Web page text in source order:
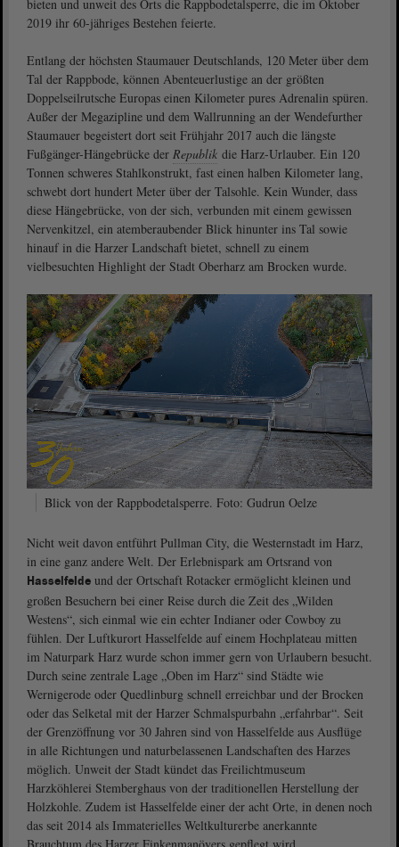
bieten und unweit des Orts die Rappbodetalsperre, die im Oktober
2019 ihr 60-jähriges Bestehen feierte.
Entlang der höchsten Staumauer Deutschlands, 120 Meter über dem
Tal der Rappbode, können Abenteuerlustige an der größten
Doppelseilrutsche Europas einen Kilometer pures Adrenalin spüren.
Außer der Megazipline und dem Wallrunning an der Wendefurther
Staumauer begeistert dort seit Frühjahr 2017 auch die längste
Fußgänger-Hängebrücke der Republik die Harz-Urlauber. Ein 120
Tonnen schweres Stahlkonstrukt, fast einen halben Kilometer lang,
schwebt dort hundert Meter über der Talsohle. Kein Wunder, dass
diese Hängebrücke, von der sich, verbunden mit einem gewissen
Nervenkitzel, ein atemberaubender Blick hinunter ins Tal sowie
hinauf in die Harzer Landschaft bietet, schnell zu einem
vielbesuchten Highlight der Stadt Oberharz am Brocken wurde.
Blick von der Rappbodetalsperre. Foto: Gudrun Oelze
Nicht weit davon entführt Pullman City, die Westernstadt im Harz,
in eine ganz andere Welt. Der Erlebnispark am Ortsrand von
Hasselfelde und der Ortschaft Rotacker ermöglicht kleinen und
großen Besuchern bei einer Reise durch die Zeit des „Wilden
Westens“, sich einmal wie ein echter Indianer oder Cowboy zu
fühlen. Der Luftkurort Hasselfelde auf einem Hochplateau mitten
im Naturpark Harz wurde schon immer gern von Urlaubern besucht.
Durch seine zentrale Lage „Oben im Harz“ sind Städte wie
Wernigerode oder Quedlinburg schnell erreichbar und der Brocken
oder das Selketal mit der Harzer Schmalspurbahn „erfahrbar“. Seit
der Grenzöffnung vor 30 Jahren sind von Hasselfelde aus Ausflüge
in alle Richtungen und naturbelassenen Landschaften des Harzes
möglich. Unweit der Stadt kündet das Freilichtmuseum
Harzköhlerei Stemberghaus von der traditionellen Herstellung der
Holzkohle. Zudem ist Hasselfelde einer der acht Orte, in denen noch
das seit 2014 als Immaterielles Weltkulturerbe anerkannte
Brauchtum des Harzer Finkenmanövers gepflegt wird.